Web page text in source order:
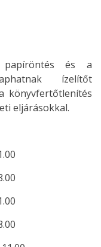
papíröntés és a
ízelítőt
könyvfertőtlenítés
eljárásokkal.